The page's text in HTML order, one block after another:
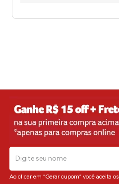
Ao clicar em “Gerar cupom” você aceita os